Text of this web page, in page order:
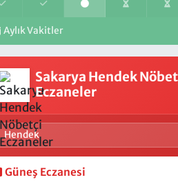
Aylık Vakitler
Sakarya Hendek
Eczaneler
Güneş Eczanesi